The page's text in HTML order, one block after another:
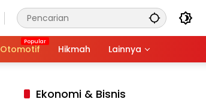
Otomotif Hikmah Lainnya
Ekonomi & Bisnis